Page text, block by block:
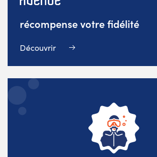
récompense votre fidélité
Découvrir